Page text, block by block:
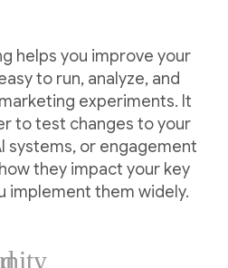
helps you improve your
to run, analyze, and
experiments. It
to test changes to your
systems, or engagement
they impact your key
implement them widely.